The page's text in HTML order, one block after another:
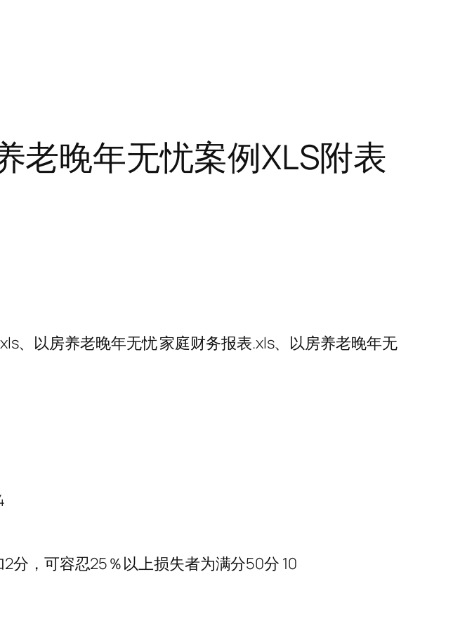
老晚年无忧案例XLS附表
、以房养老晚年无忧 家庭财务报表.xls、以房养老晚年无
分，可容忍25％以上损失者为满分50分 10